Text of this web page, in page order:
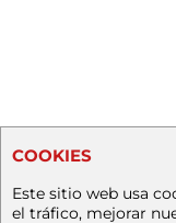
COOKIES
Este sitio web usa
el tráfico, mejorar